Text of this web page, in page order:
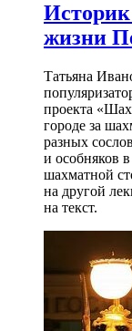
жизни
Татьяна
проекта
городе за
разных
и особняков
шахматной
на другой
на текст.